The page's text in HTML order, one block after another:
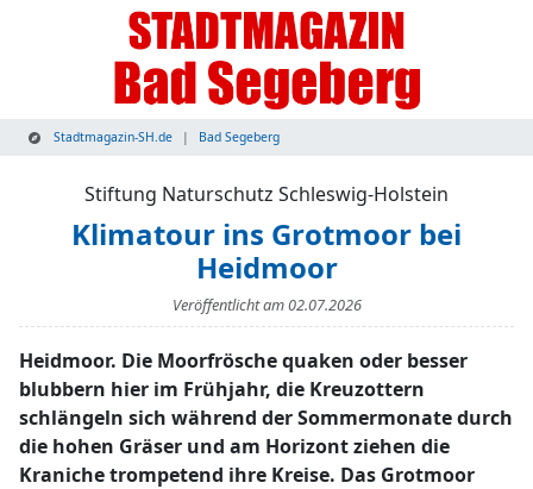
Stadtmagazin-SH.de Bad Segeberg
Stiftung Naturschutz Schleswig-Holstein
Klimatour ins Grotmoor bei
Heidmoor
Veröffentlicht am02.07.2026
Heidmoor. Die Moorfrösche quaken oder besser
blubbern hier im Frühjahr, die Kreuzottern
schlängeln sich während der Sommermonate durch
die hohen Gräser und am Horizont ziehen die
Kraniche trompetend ihre Kreise. Das Grotmoor